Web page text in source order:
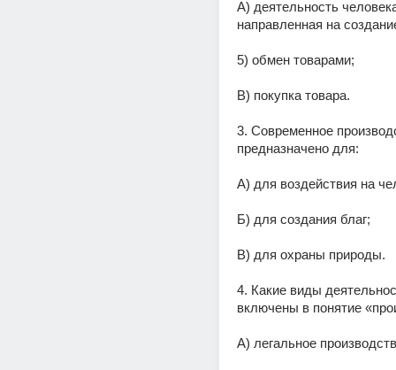
А) деятельность
направленная на
5) обмен товарами;
В) покупка товара.
3. Современное
предназначено для:
А) для воздействия на
Б) для создания благ;
В) для охраны природы.
4. Какие виды
включены в понятие
А) легальное